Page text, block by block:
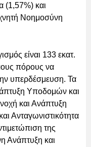
(1,57%) και
Νοημοσύνη
είναι 133 εκατ.
πόρους να
υπερδέσμευση. Τα
Υποδομών και
και Ανάπτυξη
Ανταγωνιστικότητα
της
Ανάπτυξη και